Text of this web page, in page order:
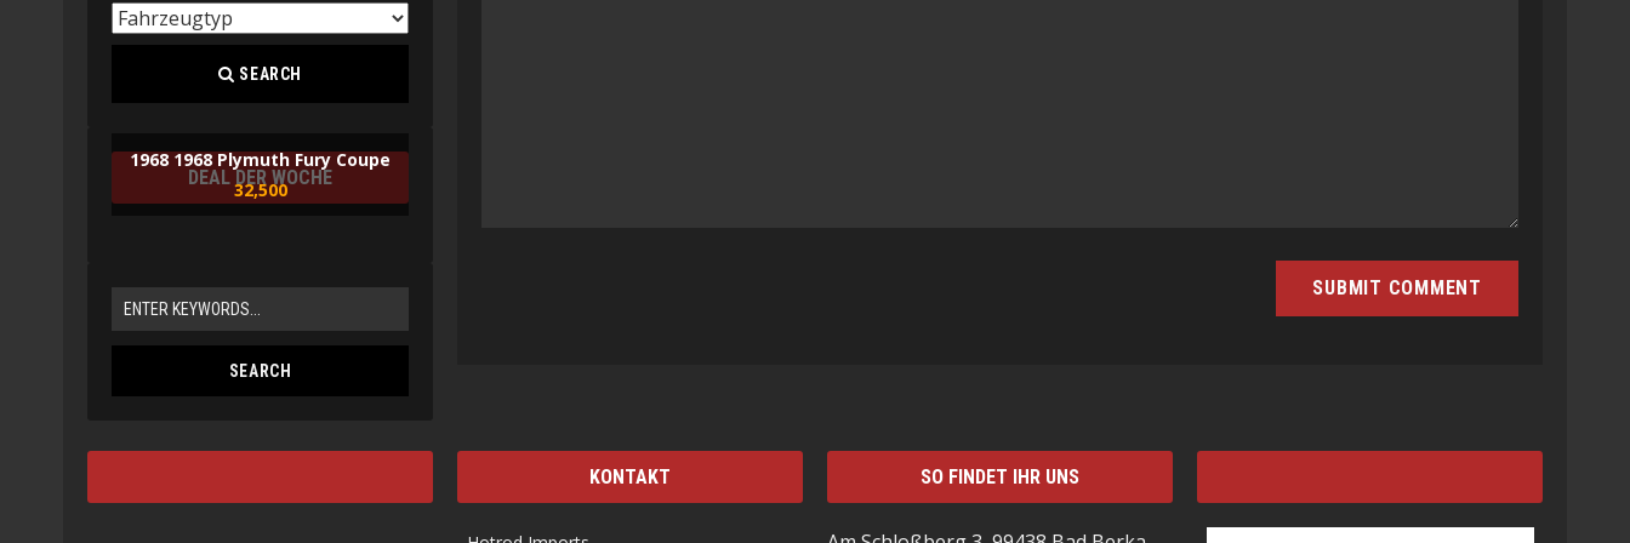
SEARCH
DEAL DER WOCHE
1968 1968 Plymuth Fury Coupe
32,500
KONTAKT SO FINDET IHR UNS